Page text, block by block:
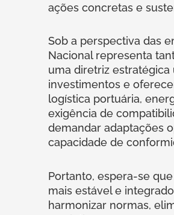
ações concretas e
Sob a perspectiva das
Nacional representa
uma diretriz
investimentos e
logística portuária,
exigência de
demandar adaptações
capacidade de
Portanto, espera-se
mais estável e
harmonizar normas,